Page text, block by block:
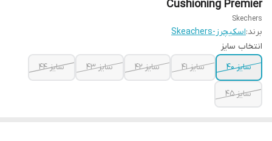
Cushioning Premier
Skechers
برند:اسکیچرز-Skeachers
انتخاب سایز
سایز ۴۰
سایز ۴۱ سایز ۴۲ سایز ۴۳ سایز ۴۴
سایز ۴۵